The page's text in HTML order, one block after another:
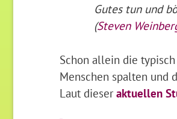
Gutes tun und
(Steven
Schon allein die
Menschen spalten und
Laut dieser aktuellen